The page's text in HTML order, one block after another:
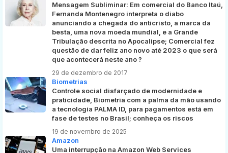
Mensagem Subliminar: Em comercial do Banco Itaú,
Fernanda Montenegro interpreta o diabo
anunciando a chegada do anticristo, a marca da
besta, uma nova moeda mundial, e a Grande
Tribulação descrita no Apocalipse; Comercial fez
questão de dar feliz ano novo até 2023 o que será
que acontecerá neste ano ?
29 de dezembro de 2017
Biometrias
Controle social disfarçado de modernidade e
praticidade, Biometria com a palma da mão usando
a tecnologia PALMA ID, para pagamentos está em
fase de testes no Brasil; conheça os riscos
19 de novembro de 2025
Amazon
Uma interrupção na Amazon Web Services